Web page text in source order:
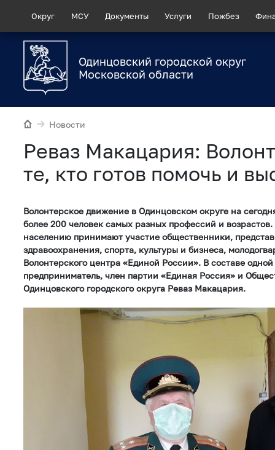
Округ МСУ Документы Услуги Пожбез
Одинцовский городской округ
Московской области
Новости
Реваз Макацария:
те, кто готов помочь и
Волонтерское движение в Одинцовском округе на
более 200 человек самых разных профессий и
населению принимают участие общественники,
здравоохранения, спорта, культуры и бизнеса,
Волонтерского центра «Единой России». В составе
предприниматель, член партии «Единая Россия» и
Одинцовского городского округа Реваз Макацария.